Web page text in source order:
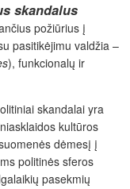
skandalus
požiūrius į
pasitikėjimu valdžia –
), funkcionalų ir
skandalai yra
kultūros
dėmesį į
politinės sferos
pasekmių